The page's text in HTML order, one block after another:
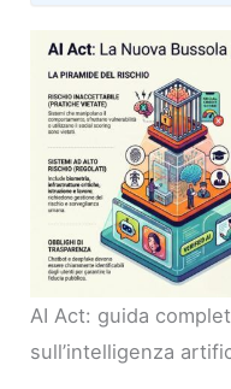
AI Act: guida
sull’intelligenza